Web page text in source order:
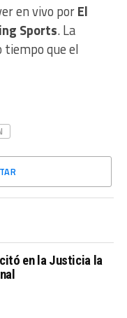
en vivo porEl
Sports. La
que el
en la Justicia la